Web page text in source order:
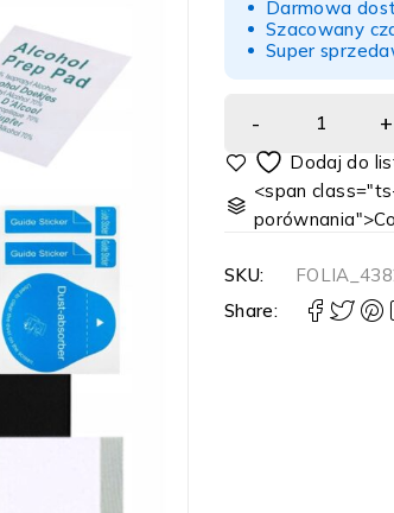
Darmowa
Szacowany
Super
<span
SKU:
Share: